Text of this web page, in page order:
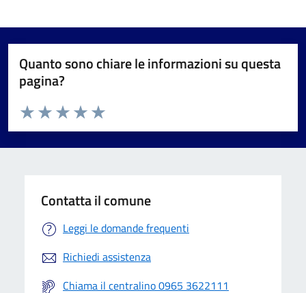
Quanto sono chiare le informazioni su questa
pagina?
Valuta da 1 a 5 stelle la pagina
Valuta 5 stelle su 5
Valuta 4 stelle su 5
Valuta 3 stelle su 5
Valuta 2 stelle su 5
Valuta 1 stelle su 5
Contatta il comune
Leggi le domande frequenti
Richiedi assistenza
Chiama il centralino 0965 3622111